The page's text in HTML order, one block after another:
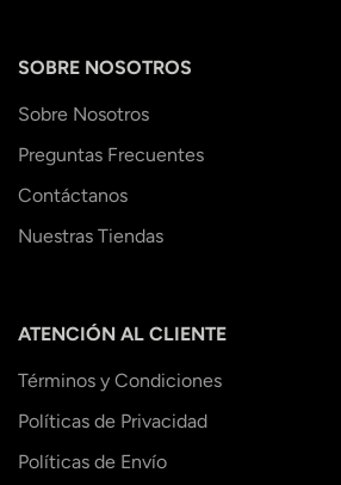
SOBRE NOSOTROS
Sobre Nosotros
Preguntas Frecuentes
Contáctanos
Nuestras Tiendas
ATENCIÓN AL CLIENTE
Términos y Condiciones
Políticas de Privacidad
Políticas de Envío